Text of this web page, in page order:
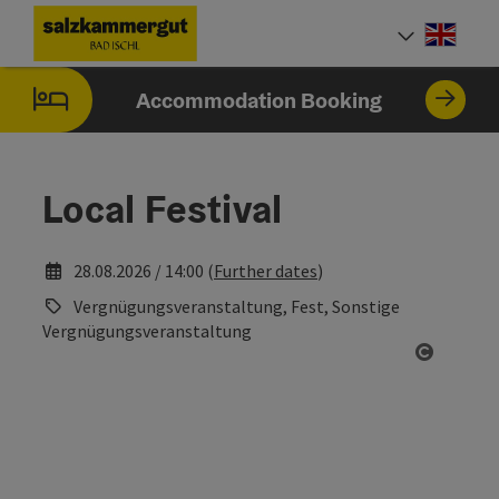
Accesskey
[0]
Accesskey
[1]
Accesskey
[2]
Accesskey
[7]
Accommodation Booking
Local Festival
28.08.2026 / 14:00 (Further dates)
Vergnügungsveranstaltung, Fest, Sonstige
Vergnügungsveranstaltung